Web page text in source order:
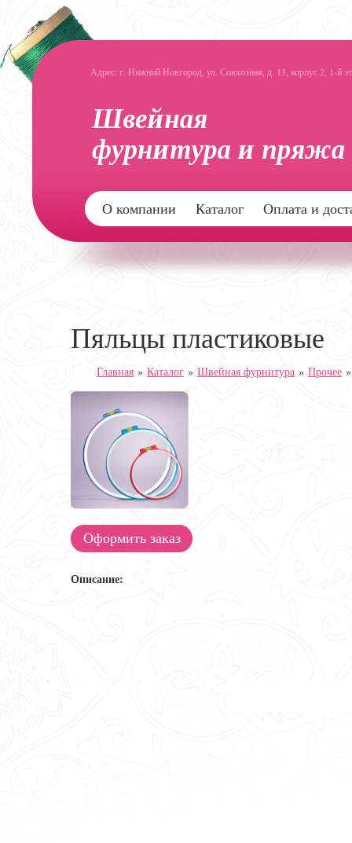
Адрес: г. Нижний Новгород, ул. Совхозная, д. 13, корпус 2, 1-й
О компании Каталог Оплата и
Пяльцы пластиковые
Главная » Каталог » Швейная фурнитура » Прочее
Оформить заказ
Описание: